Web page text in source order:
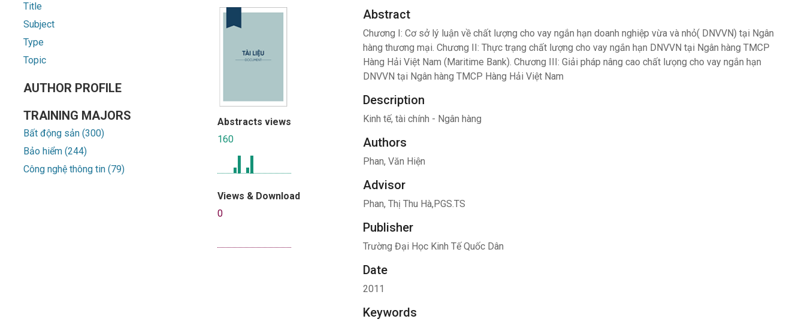
Title
Subject
Type
Topic
AUTHOR PROFILE
TRAINING MAJORS
Bất động sản (300)
Bảo hiểm (244)
Công nghệ thông tin (79)
Abstracts views
160
Views & Download
0
Abstract
Chương I: Cơ sở lý luận về chất lượng cho vay ngắn hạn doanh nghiệp vừa và nhỏ( DNVVN) tại Ngân
hàng thương mại. Chương II: Thực trạng chất lượng cho vay ngắn hạn DNVVN tại Ngân hàng TMCP
Hàng Hải Việt Nam (Maritime Bank). Chương III: Giải pháp nâng cao chất lưọng cho vay ngắn hạn
DNVVN tại Ngân hàng TMCP Hàng Hải Việt Nam
Description
Kinh tế, tài chính - Ngân hàng
Authors
Phan, Văn Hiện
Advisor
Phan, Thị Thu Hà,PGS.TS
Publisher
Trường Đại Học Kinh Tế Quốc Dân
Date
2011
Keywords